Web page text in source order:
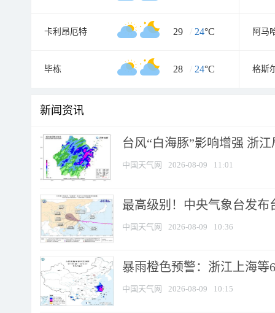
卡利昂厄特 29 / 24°C 阿马
毕栋 28 / 24°C 格斯
新闻资讯
台风“白海豚”影响增强 浙
中国天气网 2026-08-09 11:01
最高级别！中央气象台发布
中国天气网 2026-08-09 10:36
暴雨橙色预警：浙江上海等
中国天气网 2026-08-09 10:15